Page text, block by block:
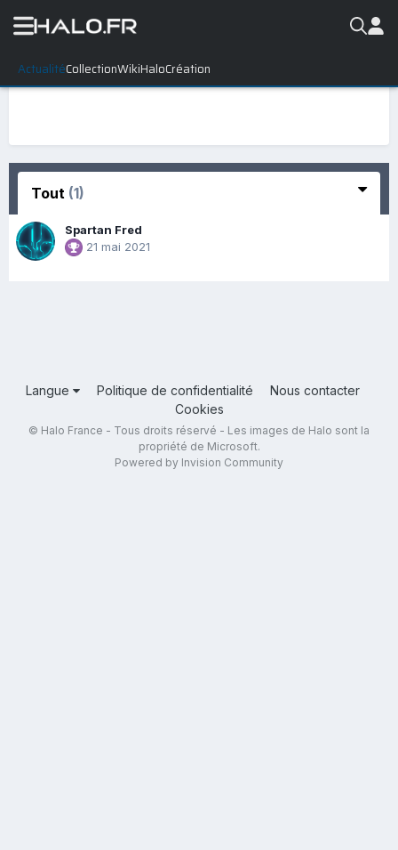
ActualitéCollectionWikiHaloCréation
Tout (1)
Spartan Fred
21 mai 2021
Langue Politique de confidentialité
Nous contacter
Cookies
© Halo France - Tous droits réservé - Les images de Halo sont la
propriété de Microsoft.
Powered by Invision Community